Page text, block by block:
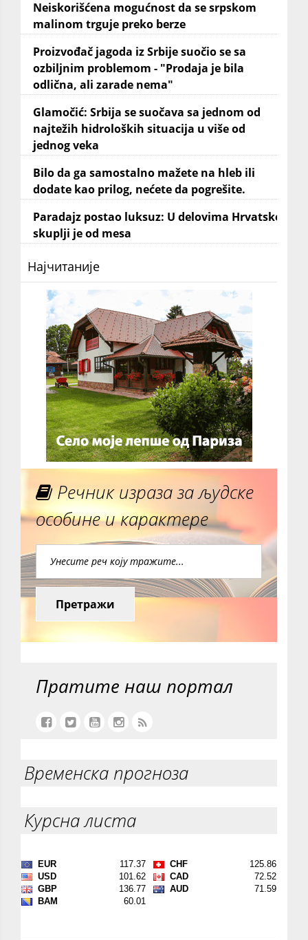
Neiskorišćena mogućnost da se srpskom
malinom trguje preko berze
Proizvođač jagoda iz Srbije suočio se sa
ozbiljnim problemom - "Prodaja je bila
odlična, ali zarade nema"
Glamočić: Srbija se suočava sa jednom od
najtežih hidroloških situacija u više od
jednog veka
Bilo da ga samostalno mažete na hleb ili
dodate kao prilog, nećete da pogrešite.
Paradajz postao luksuz: U delovima Hrvatske
skuplji je od mesa
Најчитаније
Речник израза за људске
особине и карактере
Претражи
Пратите наш портал
Временска прогноза
Курсна листа